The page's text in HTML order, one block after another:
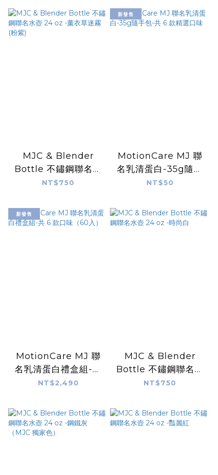
MJC & Blender
Bottle 不鏽鋼聯名水
壺 24 oz -薰衣草迷霧
NT$750
新發售
MotionCare MJ 聯
名乳清蛋白-35g隨手
包-共 6 款精選口味
NT$50
新發售
MotionCare MJ 聯
名乳清蛋白禮盒組-共
6 款口味（60入）
NT$2,490
MJC & Blender
Bottle 不鏽鋼聯名水
壺 24 oz -時尚白
NT$750